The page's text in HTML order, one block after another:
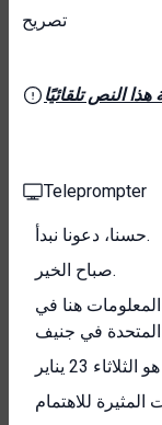
تصريح
النص تلقائيًا
Teleprompter
حسنا، دعونا نبدأ.
صباح الخير.
هنا في